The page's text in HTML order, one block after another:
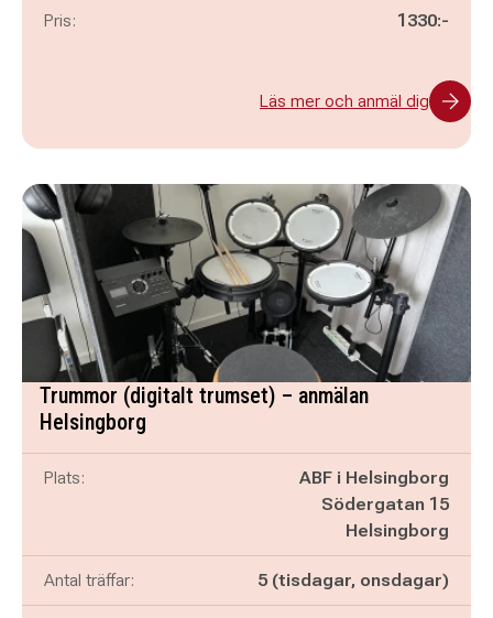
Pris: 1330:-
Läs mer och anmäl dig
Trummor (digitalt trumset) – anmälan
Helsingborg
Plats:
ABF i Helsingborg
Södergatan 15
Helsingborg
Antal träffar: 5 (tisdagar, onsdagar)